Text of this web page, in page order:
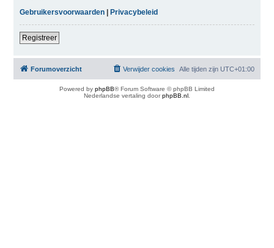
Gebruikersvoorwaarden| Privacybeleid
Registreer
Forumoverzicht Alle tijden zijn UTC+01:00
Verwijder cookies
Powered by phpBB® Forum Software © phpBB Limited
Nederlandse vertaling doorphpBB.nl